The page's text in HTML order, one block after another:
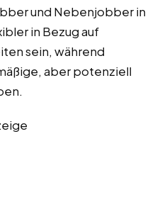
und Nebenjobber in
in Bezug auf
sein, während
aber potenziell